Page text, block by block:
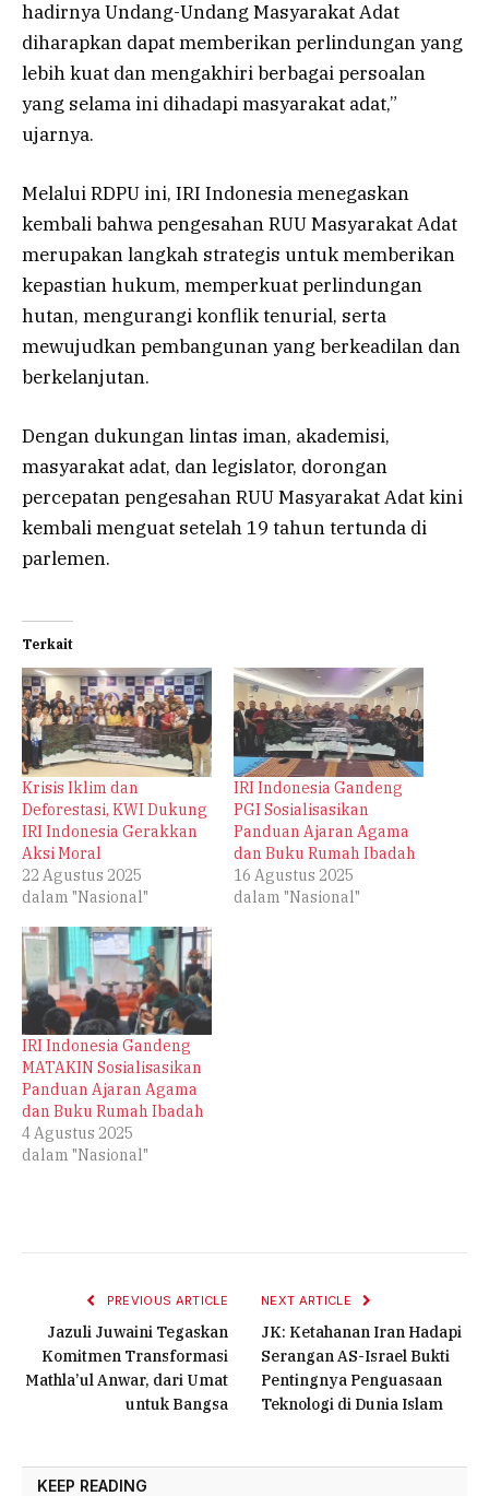
hadirnya Undang-Undang Masyarakat Adat
diharapkan dapat memberikan perlindungan yang
lebih kuat dan mengakhiri berbagai persoalan
yang selama ini dihadapi masyarakat adat,”
ujarnya.
Melalui RDPU ini, IRI Indonesia menegaskan
kembali bahwa pengesahan RUU Masyarakat Adat
merupakan langkah strategis untuk memberikan
kepastian hukum, memperkuat perlindungan
hutan, mengurangi konflik tenurial, serta
mewujudkan pembangunan yang berkeadilan dan
berkelanjutan.
Dengan dukungan lintas iman, akademisi,
masyarakat adat, dan legislator, dorongan
percepatan pengesahan RUU Masyarakat Adat kini
kembali menguat setelah 19 tahun tertunda di
parlemen.
Terkait
Krisis Iklim dan
Deforestasi, KWI Dukung
IRI Indonesia Gerakkan
Aksi Moral
22 Agustus 2025
dalam "Nasional"
IRI Indonesia Gandeng
PGI Sosialisasikan
Panduan Ajaran Agama
dan Buku Rumah Ibadah
16 Agustus 2025
dalam "Nasional"
IRI Indonesia Gandeng
MATAKIN Sosialisasikan
Panduan Ajaran Agama
dan Buku Rumah Ibadah
4 Agustus 2025
dalam "Nasional"
PREVIOUS ARTICLE
Jazuli Juwaini Tegaskan
Komitmen Transformasi
Mathla’ul Anwar, dari Umat
untuk Bangsa
NEXT ARTICLE
JK: Ketahanan Iran Hadapi
Serangan AS-Israel Bukti
Pentingnya Penguasaan
Teknologi di Dunia Islam
KEEP READING